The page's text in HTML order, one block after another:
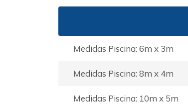
Medidas Piscina: 6m x 3m
Medidas Piscina: 8m x 4m
Medidas Piscina: 10m x 5m